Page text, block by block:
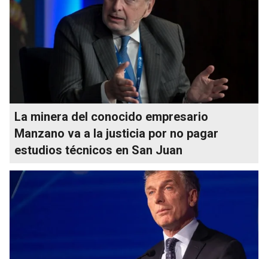
La minera del conocido empresario
Manzano va a la justicia por no pagar
estudios técnicos en San Juan